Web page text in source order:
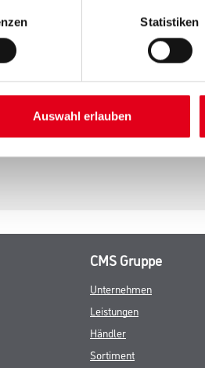
Statistiken
Auswahl erlauben
GEFAHRENHINWEISE
CMS Gruppe
Unternehmen
Leistungen
Händler
Sortiment